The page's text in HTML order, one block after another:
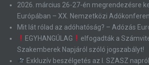
2026. március 26-27-én megrendezésre
Európában – XX. Nemzetközi
Mit lát rólad az adóhatóság? – Adózás
EGYHANGÚLAG
elfogadták a
Szakemberek Napjáról szóló jogszabályt!
Exkluzív beszélgetés az I. SZASZ